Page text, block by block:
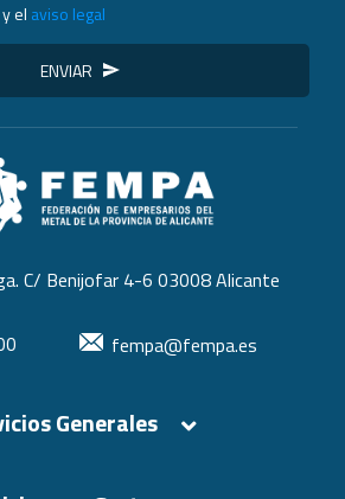
y el aviso legal
ENVIAR
C/ Benijofar 4-6 03008 Alicante
fempa@fempa.es
Generales